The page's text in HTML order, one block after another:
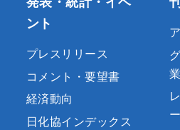
ント
プレスリリース
コメント・要望書
経済動向
日化協インデックス
業